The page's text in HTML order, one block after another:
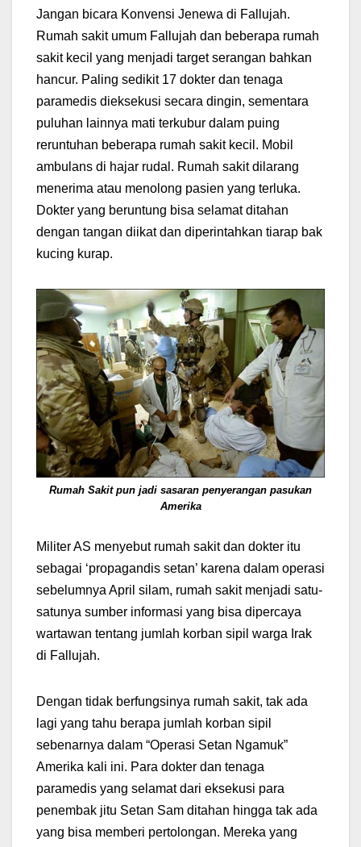
Jangan bicara Konvensi Jenewa di Fallujah.
Rumah sakit umum Fallujah dan beberapa rumah
sakit kecil yang menjadi target serangan bahkan
hancur. Paling sedikit 17 dokter dan tenaga
paramedis dieksekusi secara dingin, sementara
puluhan lainnya mati terkubur dalam puing
reruntuhan beberapa rumah sakit kecil. Mobil
ambulans di hajar rudal. Rumah sakit dilarang
menerima atau menolong pasien yang terluka.
Dokter yang beruntung bisa selamat ditahan
dengan tangan diikat dan diperintahkan tiarap bak
kucing kurap.
Rumah Sakit pun jadi sasaran penyerangan pasukan
Amerika
Militer AS menyebut rumah sakit dan dokter itu
sebagai ‘propagandis setan’ karena dalam operasi
sebelumnya April silam, rumah sakit menjadi satu-
satunya sumber informasi yang bisa dipercaya
wartawan tentang jumlah korban sipil warga Irak
di Fallujah.
Dengan tidak berfungsinya rumah sakit, tak ada
lagi yang tahu berapa jumlah korban sipil
sebenarnya dalam “Operasi Setan Ngamuk”
Amerika kali ini. Para dokter dan tenaga
paramedis yang selamat dari eksekusi para
penembak jitu Setan Sam ditahan hingga tak ada
yang bisa memberi pertolongan. Mereka yang